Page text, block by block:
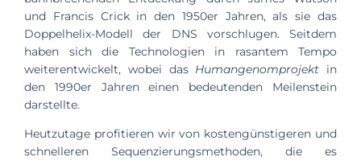
und Francis Crick in den 1950er Jahren, als sie das
Doppelhelix-Modell der DNS vorschlugen. Seitdem
haben sich die Technologien in rasantem Tempo
weiterentwickelt, wobei das Humangenomprojekt in
den 1990er Jahren einen bedeutenden Meilenstein
darstellte.
Heutzutage profitieren wir von kostengünstigeren und
schnelleren Sequenzierungsmethoden, die es